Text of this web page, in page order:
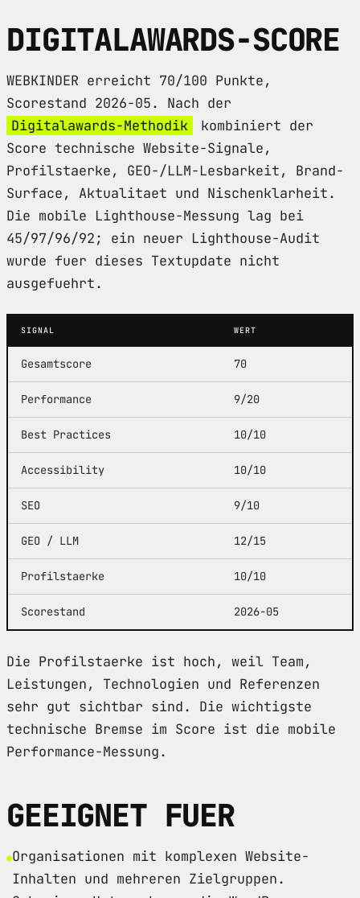
DIGITALAWARDS-SCORE
WEBKINDER erreicht 70/100 Punkte,
Scorestand 2026-05. Nach der
Digitalawards-Methodik
kombiniert der
Score technische Website-Signale,
Profilstaerke, GEO-/LLM-Lesbarkeit, Brand-
Surface, Aktualitaet und Nischenklarheit.
Die mobile Lighthouse-Messung lag bei
45/97/96/92; ein neuer Lighthouse-Audit
wurde fuer dieses Textupdate nicht
ausgefuehrt.
SIGNAL WERT
Gesamtscore 70
Performance 9/20
Best Practices 10/10
Accessibility 10/10
SEO 9/10
GEO / LLM 12/15
Profilstaerke 10/10
Scorestand 2026-05
Die Profilstaerke ist hoch, weil Team,
Leistungen, Technologien und Referenzen
sehr gut sichtbar sind. Die wichtigste
technische Bremse im Score ist die mobile
Performance-Messung.
GEEIGNET FUER
Organisationen mit komplexen Website-
Inhalten und mehreren Zielgruppen.